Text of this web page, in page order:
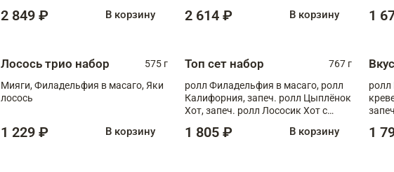
Тигровая креветка с моцареллой,
2 849 ₽ В корзину 2 614 ₽ В корзину 1
Лосось трио набор
575 г
Мияги, Филадельфия в масаго, Яки
лосось
1 229 ₽ В корзину
Топ сет набор
767 г
ролл Филадельфия в масаго, ролл
Калифорния, запеч. ролл Цыплёнок
Хот, запеч. ролл Лососик Хот с
1 805 ₽ В корзину
ролл
1